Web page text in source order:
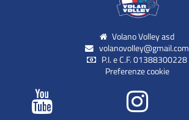
Volano Volley asd
volanovolley@gmail.com
P.I. e C.F. 01388300228
Preferenze cookie